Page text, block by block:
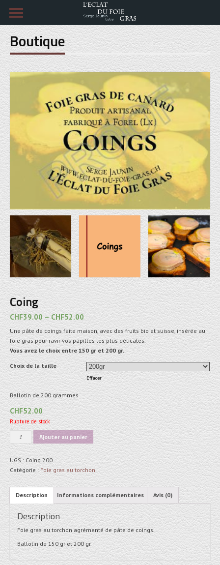
Boutique
Coing
CHF39.00 –CHF52.00
Une pâte de coings faite maison, avec des fruits bio et suisse, insérée au
foie gras pour ravir vos papilles les plus délicates.
Vous avez le choix entre 150 gr et 200 gr.
Choix de la taille
Effacer
Ballotin de 200 grammes
CHF52.00
Rupture de stock
quantité
de
Coing
Ajouter au panier
UGS : Coing 200
Catégorie :Foie gras au torchon
Description Informations complémentaires Avis (0)
Description
Foie gras au torchon agrémenté de pâte de coings.
Ballotin de 150 gr et 200 gr.